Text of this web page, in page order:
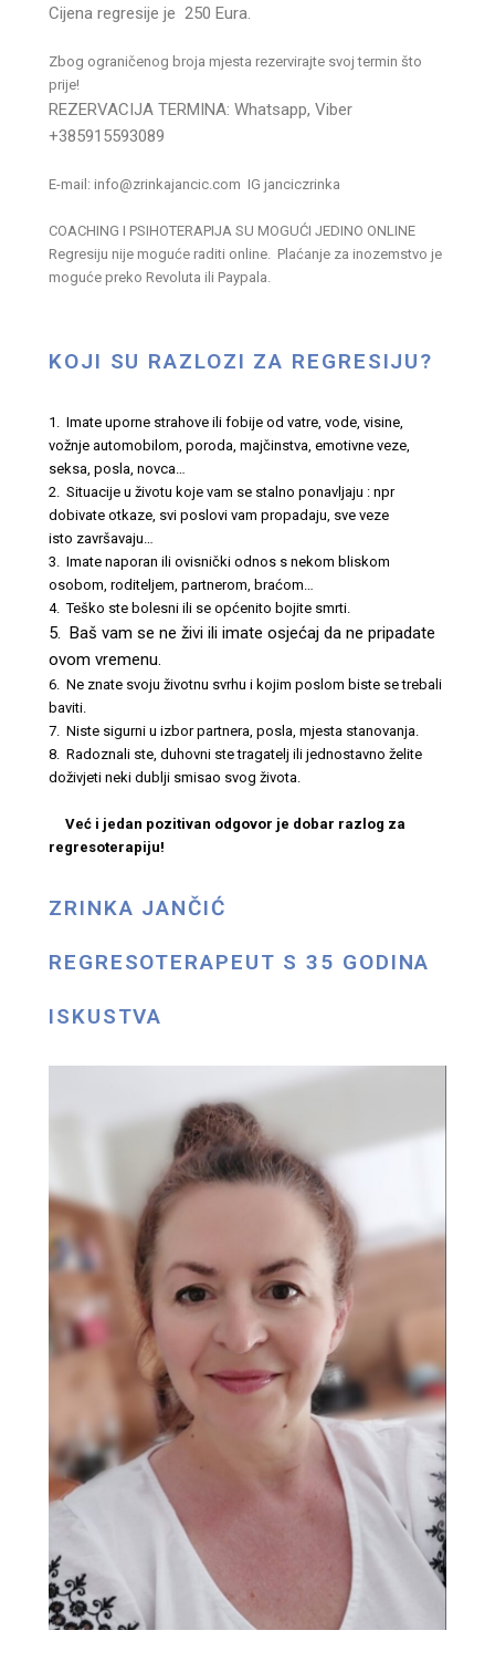
Cijena regresije je 250 Eura.
Zbog ograničenog broja mjesta rezervirajte svoj termin što
prije!
REZERVACIJA TERMINA: Whatsapp, Viber
+385915593089
E-mail: info@zrinkajancic.com IG janciczrinka
COACHING I PSIHOTERAPIJA SU MOGUĆI JEDINO ONLINE
Regresiju nije moguće raditi online. Plaćanje za inozemstvo je
moguće preko Revoluta ili Paypala.
KOJI SU RAZLOZI ZA REGRESIJU?
1. Imate uporne strahove ili fobije od vatre, vode, visine,
vožnje automobilom, poroda, majčinstva, emotivne veze,
seksa, posla, novca…
2. Situacije u životu koje vam se stalno ponavljaju : npr
dobivate otkaze, svi poslovi vam propadaju, sve veze
isto završavaju…
3. Imate naporan ili ovisnički odnos s nekom bliskom
osobom, roditeljem, partnerom, braćom…
4. Teško ste bolesni ili se općenito bojite smrti.
5. Baš vam se ne živi ili imate osjećaj da ne pripadate
ovom vremenu.
6. Ne znate svoju životnu svrhu i kojim poslom biste se trebali
baviti.
7. Niste sigurni u izbor partnera, posla, mjesta stanovanja.
8. Radoznali ste, duhovni ste tragatelj ili jednostavno želite
doživjeti neki dublji smisao svog života.
Već i jedan pozitivan odgovor je dobar razlog za
regresoterapiju!
ZRINKA JANČIĆ
REGRESOTERAPEUT S 35 GODINA
ISKUSTVA